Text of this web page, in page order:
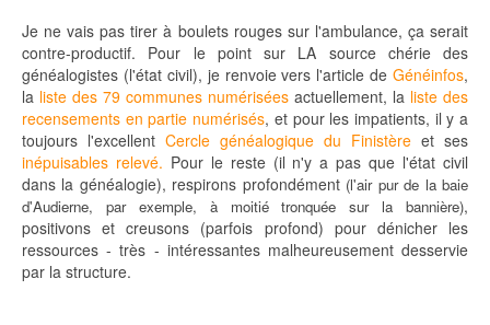
Je ne vais pas tirer à boulets rouges sur l'ambulance, ça serait
contre-productif. Pour le point sur LA source chérie des
généalogistes (l'état civil), je renvoie vers l'article de Généinfos,
la liste des 79 communes numérisées actuellement, la liste des
recensements en partie numérisés, et pour les impatients, il y a
toujours l'excellent Cercle généalogique du Finistère et ses
inépuisables relevé. Pour le reste (il n'y a pas que l'état civil
dans la généalogie), respirons profondément (l'air pur de la baie
d'Audierne, par exemple, à moitié tronquée sur la bannière),
positivons et creusons (parfois profond) pour dénicher les
ressources - très - intéressantes malheureusement desservie
par la structure.